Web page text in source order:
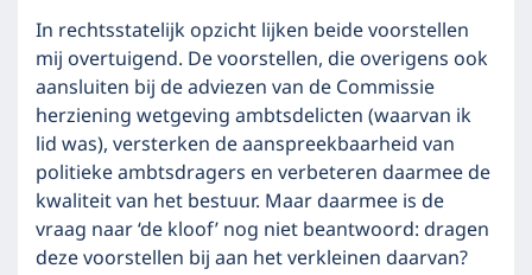
In rechtsstatelijk opzicht lijken beide voorstellen
mij overtuigend. De voorstellen, die overigens ook
aansluiten bij de adviezen van de Commissie
herziening wetgeving ambtsdelicten (waarvan ik
lid was), versterken de aanspreekbaarheid van
politieke ambtsdragers en verbeteren daarmee de
kwaliteit van het bestuur. Maar daarmee is de
vraag naar ‘de kloof’ nog niet beantwoord: dragen
deze voorstellen bij aan het verkleinen daarvan?